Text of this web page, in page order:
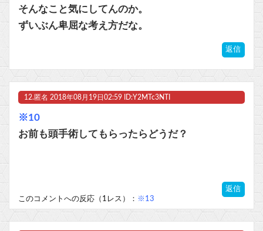
そんなこと気にしてんのか。
ずいぶん卑屈な考え方だな。
返信
12. 匿名 2018年08月19日02:59 ID:Y2MTc3NTI
※10
お前も頭手術してもらったらどうだ？
返信
このコメントへの反応（1レス）： ※13